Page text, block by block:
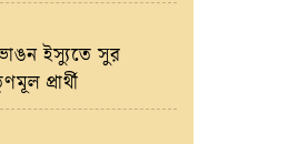
ইস্যুতে সুর
প্রার্থী